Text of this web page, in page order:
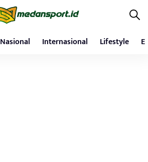
Nasional Internasional Lifestyle